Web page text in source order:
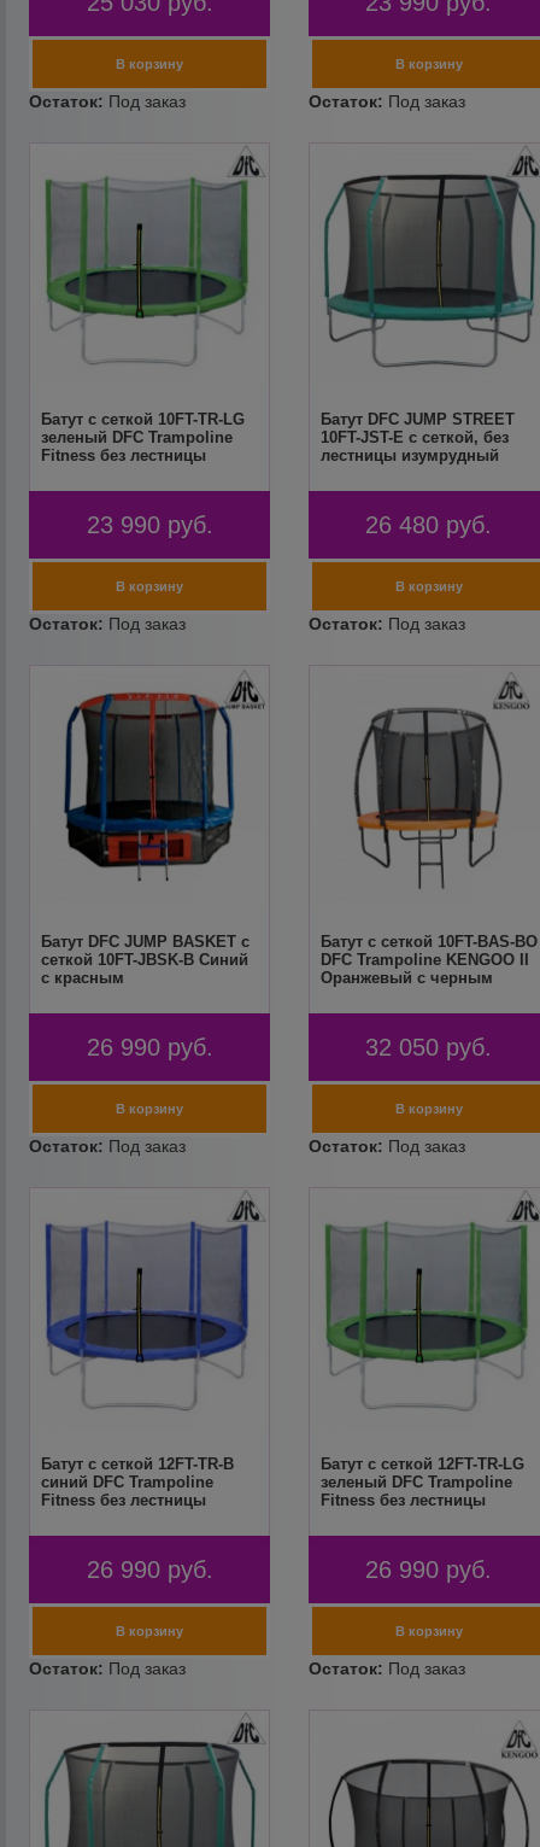
Батут с сеткой 10FT-TR-LG
зеленый DFC Trampoline
Fitness без лестницы
23 990 руб.
Батут DFC JUMP STREET
10FT-JST-E c сеткой, без
лестницы изумрудный
26 480 руб.
Батут DFC JUMP BASKET с
сеткой 10FT-JBSK-B Синий
с красным
26 990 руб.
Батут с сеткой 10FT-BAS-BO
DFC Trampoline KENGOO II
Оранжевый с черным
32 050 руб.
Батут с сеткой 12FT-TR-B
синий DFC Trampoline
Fitness без лестницы
26 990 руб.
Батут с сеткой 12FT-TR-LG
зеленый DFC Trampoline
Fitness без лестницы
26 990 руб.